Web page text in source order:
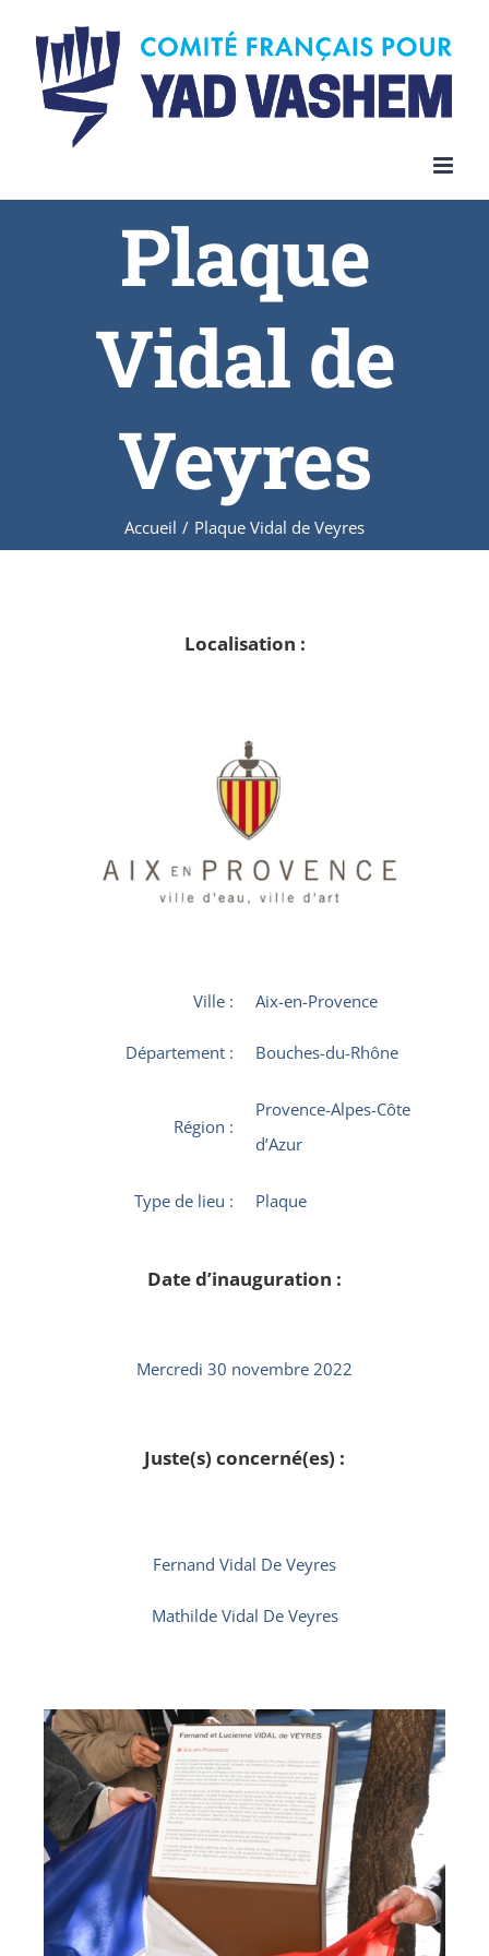
Plaque
Vidal de
Veyres
Accueil / Plaque Vidal de Veyres
Localisation :
Ville : Aix-en-Provence
Département : Bouches-du-Rhône
Région :
Provence-Alpes-Côte
d’Azur
Type de lieu : Plaque
Date d’inauguration :
Mercredi 30 novembre 2022
Juste(s) concerné(es) :
Fernand Vidal De Veyres
Mathilde Vidal De Veyres